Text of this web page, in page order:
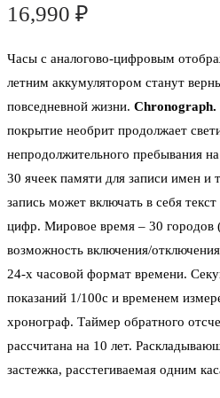
16,990 ₽
Часы с аналогово-цифровым
летним аккумулятором станут
повседневной жизни. Chronograph.
покрытие необрит продолжает
непродолжительного пребывания
30 ячеек памяти для записи имен
запись может включать в себя
цифр. Мировое время – 30 городов
возможность включения/
24-х часовой формат времени.
показаний 1/100с и временем
хронограф. Таймер обратного
рассчитана на 10 лет.
застежка, расстегиваемая одним